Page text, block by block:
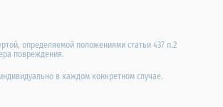
определяемой положениями статьи 437 п.2
повреждения.
в каждом конкретном случае.